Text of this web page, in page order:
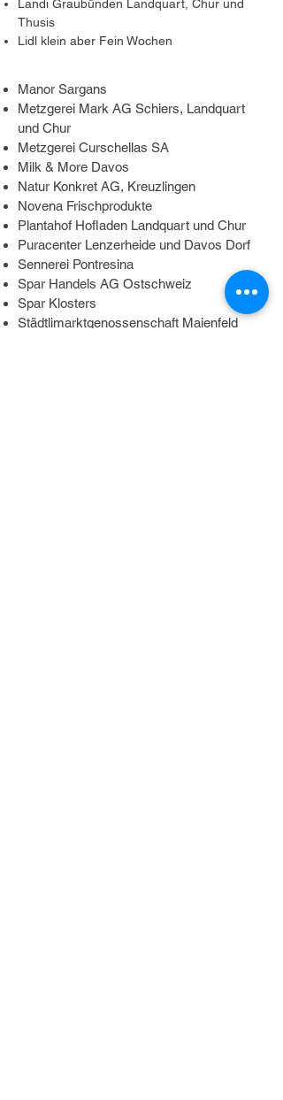
Landi Graubünden Landquart, Chur und
Thusis
Lidl klein aber Fein Wochen
Manor Sargans
Metzgerei Mark AG Schiers, Landquart
und Chur
Metzgerei Curschellas SA
Milk & More Davos
Natur Konkret AG, Kreuzlingen
Novena Frischprodukte
Plantahof Hofladen Landquart und Chur
Puracenter Lenzerheide und Davos Dorf
Sennerei Pontresina
Spar Handels AG Ostschweiz
Spar Klosters
Städtlimarktgenossenschaft Maienfeld